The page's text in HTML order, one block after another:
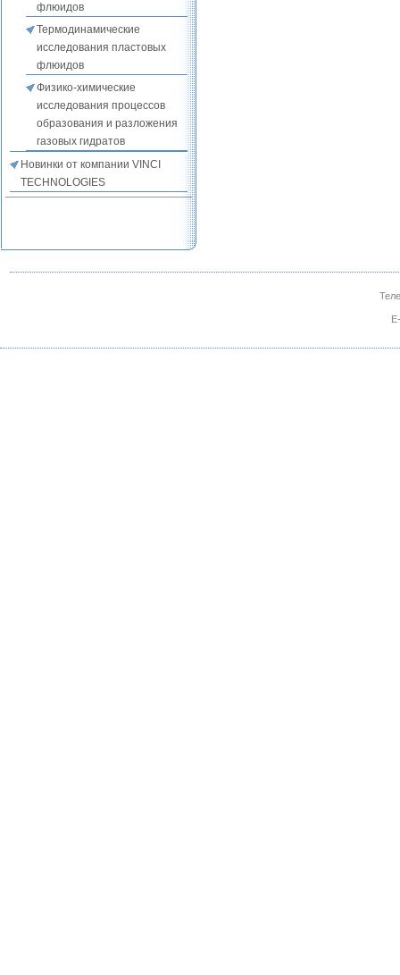
флюидов
Термодинамические
исследования пластовых
флюидов
Физико-химические
исследования процессов
образования и разложения
газовых гидратов
Новинки от компании VINCI
TECHNOLOGIES